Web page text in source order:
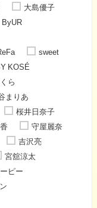
大島優子
ByUR
sweet
KOSÉ
ら
まりあ
桜井日奈子
守屋麗奈
吉沢亮
宮舘涼太
ピー